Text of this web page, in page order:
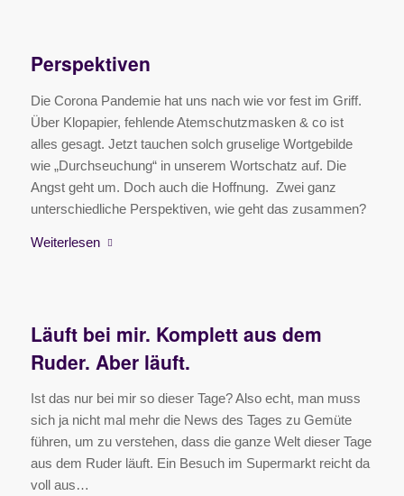
Perspektiven
Die Corona Pandemie hat uns nach wie vor fest im Griff.
Über Klopapier, fehlende Atemschutzmasken & co ist
alles gesagt. Jetzt tauchen solch gruselige Wortgebilde
wie „Durchseuchung“ in unserem Wortschatz auf. Die
Angst geht um. Doch auch die Hoffnung. Zwei ganz
unterschiedliche Perspektiven, wie geht das zusammen?
Weiterlesen
Läuft bei mir. Komplett aus dem
Ruder. Aber läuft.
Ist das nur bei mir so dieser Tage? Also echt, man muss
sich ja nicht mal mehr die News des Tages zu Gemüte
führen, um zu verstehen, dass die ganze Welt dieser Tage
aus dem Ruder läuft. Ein Besuch im Supermarkt reicht da
voll aus…